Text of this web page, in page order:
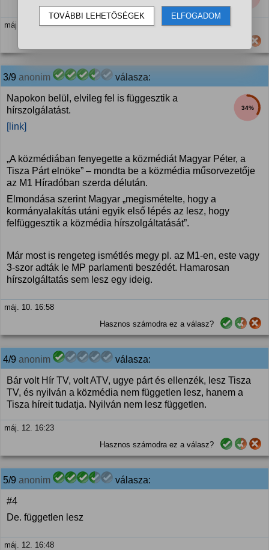
máj. 10. 16:53
3/9 anonim válasza:
34%
Napokon belül, elvileg fel is függesztik a
hírszolgálatást.
[link]
„A közmédiában fenyegette a közmédiát Magyar Péter, a
Tisza Párt elnöke” – mondta be a közmédia műsorvezetője
az M1 Híradóban szerda délután.
Elmondása szerint Magyar „megismételte, hogy a
kormányalakítás utáni egyik első lépés az lesz, hogy
felfüggesztik a közmédia hírszolgáltatását”.
Már most is rengeteg ismétlés megy pl. az M1-en, este vagy
3-szor adták le MP parlamenti beszédét. Hamarosan
hírszolgáltatás sem lesz egy ideig.
máj. 10. 16:58
Hasznos számodra ez a válasz?
4/9 anonim válasza:
Bár volt Hír TV, volt ATV, ugye párt és ellenzék, lesz Tisza
TV, és nyilván a közmédia nem független lesz, hanem a
Tisza híreit tudatja. Nyilván nem lesz független.
máj. 12. 16:23
Hasznos számodra ez a válasz?
5/9 anonim válasza:
#4
De. független lesz
máj. 12. 16:48